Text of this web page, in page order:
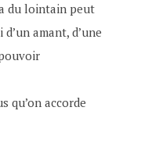
du lointain peut
amant, d’une
qu’on accorde